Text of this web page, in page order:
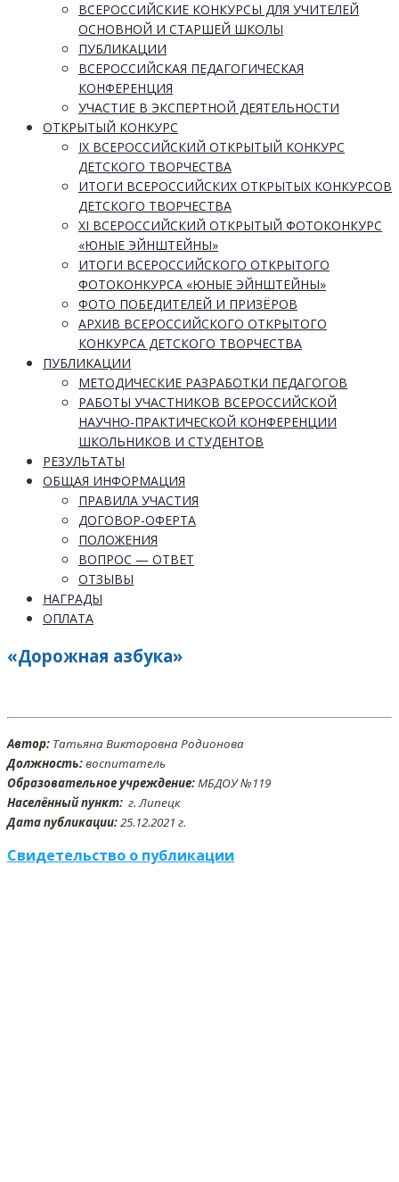
ВСЕРОССИЙСКИЕ КОНКУРСЫ ДЛЯ УЧИТЕЛЕЙ
ОСНОВНОЙ И СТАРШЕЙ ШКОЛЫ
ПУБЛИКАЦИИ
ВСЕРОССИЙСКАЯ ПЕДАГОГИЧЕСКАЯ
КОНФЕРЕНЦИЯ
УЧАСТИЕ В ЭКСПЕРТНОЙ ДЕЯТЕЛЬНОСТИ
ОТКРЫТЫЙ КОНКУРС
IX ВСЕРОССИЙСКИЙ ОТКРЫТЫЙ КОНКУРС
ДЕТСКОГО ТВОРЧЕСТВА
ИТОГИ ВСЕРОССИЙСКИХ ОТКРЫТЫХ КОНКУРСОВ
ДЕТСКОГО ТВОРЧЕСТВА
XI ВСЕРОССИЙСКИЙ ОТКРЫТЫЙ ФОТОКОНКУРС
«ЮНЫЕ ЭЙНШТЕЙНЫ»
ИТОГИ ВСЕРОССИЙСКОГО ОТКРЫТОГО
ФОТОКОНКУРСА «ЮНЫЕ ЭЙНШТЕЙНЫ»
ФОТО ПОБЕДИТЕЛЕЙ И ПРИЗЁРОВ
АРХИВ ВСЕРОССИЙСКОГО ОТКРЫТОГО
КОНКУРСА ДЕТСКОГО ТВОРЧЕСТВА
ПУБЛИКАЦИИ
МЕТОДИЧЕСКИЕ РАЗРАБОТКИ ПЕДАГОГОВ
РАБОТЫ УЧАСТНИКОВ ВСЕРОССИЙСКОЙ
НАУЧНО-ПРАКТИЧЕСКОЙ КОНФЕРЕНЦИИ
ШКОЛЬНИКОВ И СТУДЕНТОВ
РЕЗУЛЬТАТЫ
ОБЩАЯ ИНФОРМАЦИЯ
ПРАВИЛА УЧАСТИЯ
ДОГОВОР-ОФЕРТА
ПОЛОЖЕНИЯ
ВОПРОС — ОТВЕТ
ОТЗЫВЫ
НАГРАДЫ
ОПЛАТА
«Дорожная азбука»
Автор: Татьяна Викторовна Родионова
Должность:воспитатель
Образовательное учреждение:МБДОУ №119
Населённый пункт: г. Липецк
Дата публикации:25.12.2021 г.
Свидетельство о публикации